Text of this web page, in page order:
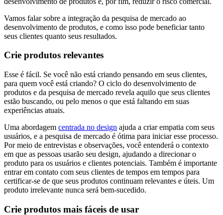
Vamos falar sobre a integração da pesquisa de mercado ao
desenvolvimento de produtos, e como isso pode beneficiar tanto
seus clientes quanto seus resultados.
Crie produtos relevantes
Esse é fácil. Se você não está criando pensando em seus clientes,
para quem você está criando? O ciclo do desenvolvimento de
produtos e da pesquisa de mercado revela aquilo que seus clientes
estão buscando, ou pelo menos o que está faltando em suas
experiências atuais.
Uma abordagem centrada no design ajuda a criar empatia com seus
usuários, e a pesquisa de mercado é ótima para iniciar esse processo.
Por meio de entrevistas e observações, você entenderá o contexto
em que as pessoas usarão seu design, ajudando a direcionar o
produto para os usuários e clientes potenciais. Também é importante
entrar em contato com seus clientes de tempos em tempos para
certificar-se de que seus produtos continuam relevantes e úteis. Um
produto irrelevante nunca será bem-sucedido.
Crie produtos mais fáceis de usar